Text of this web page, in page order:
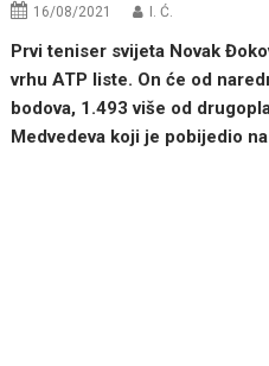
16/08/2021 I. Ć.
Prvi teniser svijeta Novak
vrhu ATP liste. On će od
bodova, 1.493 više od
Medvedeva koji je pobijedio